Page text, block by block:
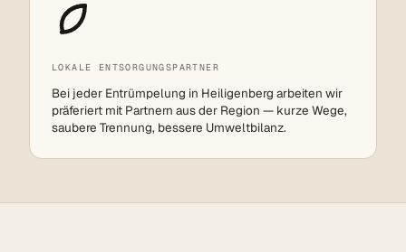
LOKALE ENTSORGUNGSPARTNER
Bei jeder Entrümpelung in Heiligenberg arbeiten wir
präferiert mit Partnern aus der Region — kurze Wege,
saubere Trennung, bessere Umweltbilanz.